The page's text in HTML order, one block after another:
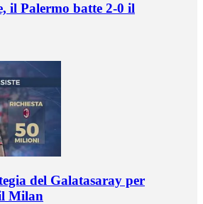
il Palermo batte 2-0 il
del Galatasaray per
Milan